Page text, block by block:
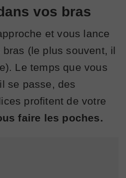
vos bras
et vous lance
(le plus souvent, il
Le temps que vous
se passe, des
profitent de votre
faire les poches.